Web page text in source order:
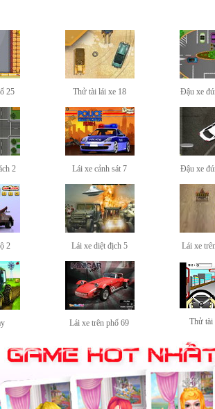
25 Thử tài lái xe 18 Đậu xe
2 Lái xe cảnh sát 7 Đậu xe
2 Lái xe diệt địch 5 Lái xe
Lái xe trên phố 69 Thử tài